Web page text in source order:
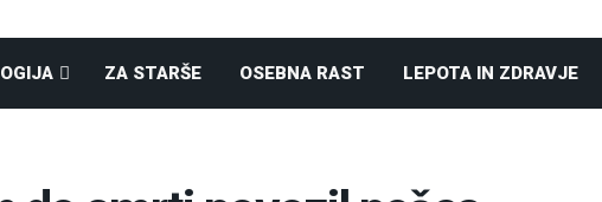
ZA STARŠE OSEBNA RAST LEPOTA IN ZDRAVJE